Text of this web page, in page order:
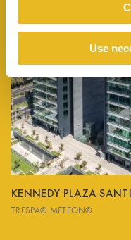
Use
KENNEDY PLAZA
TRESPA® METEON®